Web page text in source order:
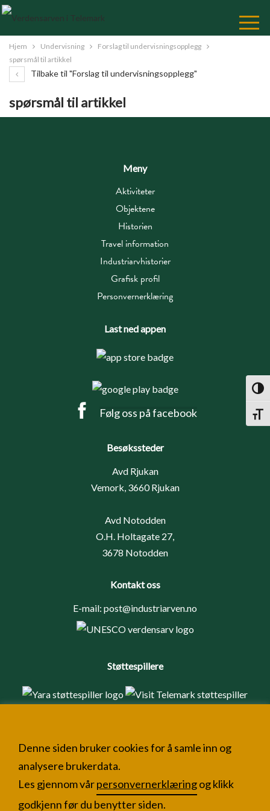
Skip
Content
Hjem Undervisning
Forslag til undervisningsopplegg
spørsmål til artikkel
Tilbake til "Forslag til undervisningsopplegg"
spørsmål til artikkel
Meny
Aktiviteter
Objektene
Historien
Travel information
Industriarvhistorier
Grafisk profil
Personvernerklæring
Last ned appen
Følg oss på facebook
Besøkssteder
Avd Rjukan
Vemork, 3660 Rjukan
Avd Notodden
O.H. Holtagate 27,
3678 Notodden
Kontakt oss
E-mail: post@industriarven.no
Støttespillere
Denne siden bruker cookies for å samle inn og
analysere brukerdata.
Les gjennom vårpersonvernerklæringog klikk
godkjenn før du benytter siden.